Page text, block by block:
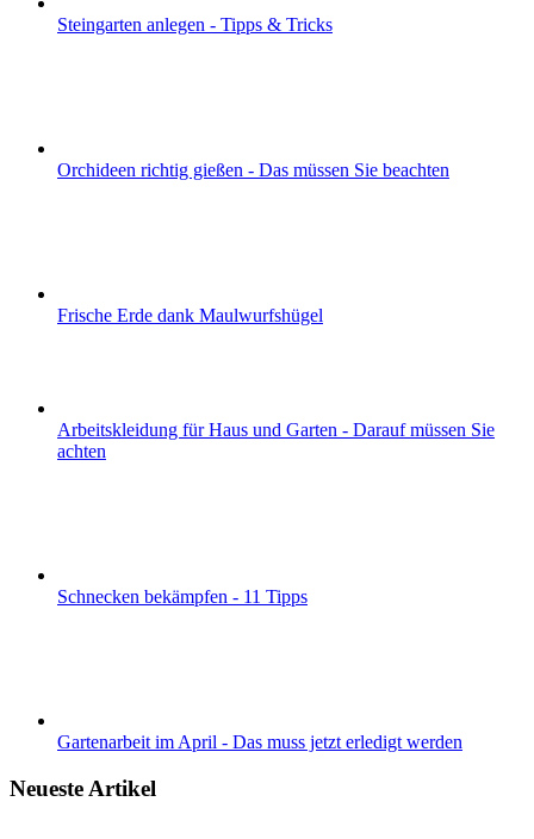
Steingarten anlegen - Tipps & Tricks
Orchideen richtig gießen - Das müssen Sie beachten
Frische Erde dank Maulwurfshügel
Arbeitskleidung für Haus und Garten - Darauf müssen Sie
achten
Schnecken bekämpfen - 11 Tipps
Gartenarbeit im April - Das muss jetzt erledigt werden
Neueste Artikel